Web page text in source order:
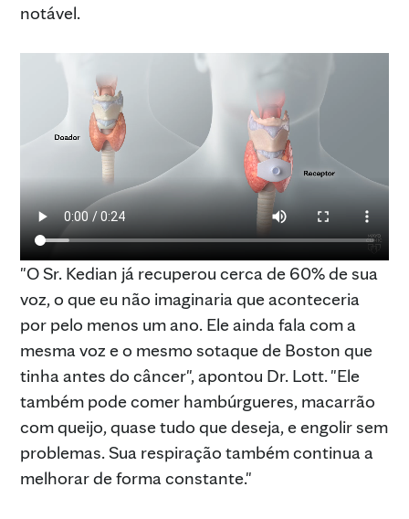
notável.
"O Sr. Kedian já recuperou cerca de 60% de sua
voz, o que eu não imaginaria que aconteceria
por pelo menos um ano. Ele ainda fala com a
mesma voz e o mesmo sotaque de Boston que
tinha antes do câncer", apontou Dr. Lott. "Ele
também pode comer hambúrgueres, macarrão
com queijo, quase tudo que deseja, e engolir sem
problemas. Sua respiração também continua a
melhorar de forma constante."